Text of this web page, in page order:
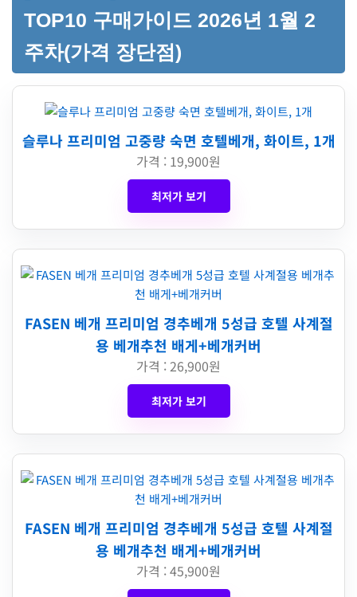
TOP10 구매가이드 2026년 1월 2
주차(가격 장단점)
슬루나 프리미엄 고중량 숙면 호텔베개, 화이트, 1개
가격 : 19,900원
최저가 보기
FASEN 베개 프리미엄 경추베개 5성급 호텔 사계절
용 베개추천 배게+베개커버
가격 : 26,900원
최저가 보기
FASEN 베개 프리미엄 경추베개 5성급 호텔 사계절
용 베개추천 배게+베개커버
가격 : 45,900원